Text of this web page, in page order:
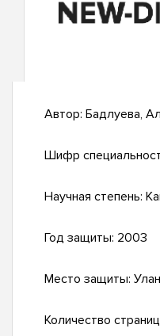
Автор: Бадлуева,
Шифр
Научная степень:
Год защиты: 2003
Место защиты:
Количество